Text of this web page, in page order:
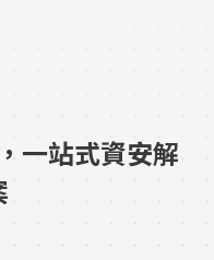
一站式資安解